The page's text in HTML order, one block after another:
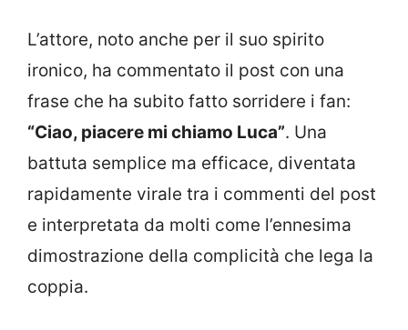
L’attore, noto anche per il suo spirito
ironico, ha commentato il post con una
frase che ha subito fatto sorridere i fan:
“Ciao, piacere mi chiamo Luca”. Una
battuta semplice ma efficace, diventata
rapidamente virale tra i commenti del post
e interpretata da molti come l’ennesima
dimostrazione della complicità che lega la
coppia.